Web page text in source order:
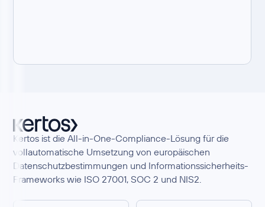
Kertos ist die All-in-One-Compliance-Lösung für die
vollautomatische Umsetzung von europäischen
Datenschutzbestimmungen und Informationssicherheits-
Frameworks wie ISO 27001, SOC 2 und NIS2.